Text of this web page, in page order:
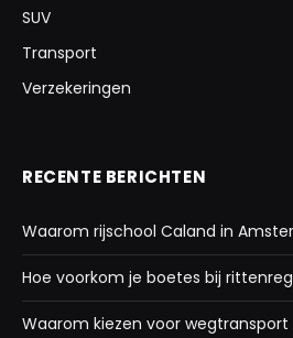
SUV
Transport
Verzekeringen
RECENTE BERICHTEN
Waarom rijschool Caland in
Hoe voorkom je boetes bij
Waarom kiezen voor wegtransport